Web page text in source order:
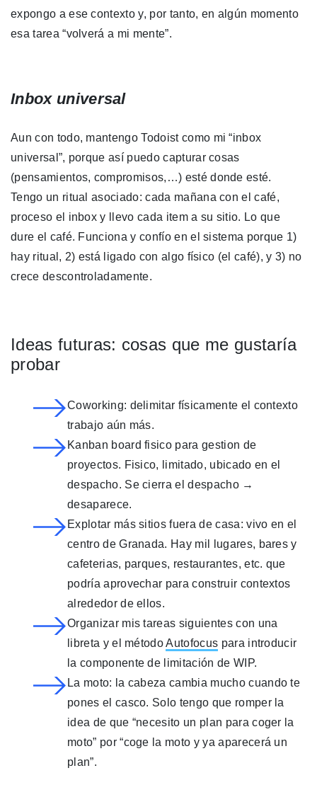
expongo a ese contexto y, por tanto, en algún momento
esa tarea “volverá a mi mente”.
Inbox universal
Aun con todo, mantengo Todoist como mi “inbox
universal”, porque así puedo capturar cosas
(pensamientos, compromisos,…) esté donde esté.
Tengo un ritual asociado: cada mañana con el café,
proceso el inbox y llevo cada item a su sitio. Lo que
dure el café. Funciona y confío en el sistema porque 1)
hay ritual, 2) está ligado con algo físico (el café), y 3) no
crece descontroladamente.
Ideas futuras: cosas que me gustaría
probar
Coworking: delimitar físicamente el contexto
trabajo aún más.
Kanban board fisico para gestion de
proyectos. Fisico, limitado, ubicado en el
despacho. Se cierra el despacho →
desaparece.
Explotar más sitios fuera de casa: vivo en el
centro de Granada. Hay mil lugares, bares y
cafeterias, parques, restaurantes, etc. que
podría aprovechar para construir contextos
alrededor de ellos.
Organizar mis tareas siguientes con una
libreta y el métodoAutofocus para introducir
la componente de limitación de WIP.
La moto: la cabeza cambia mucho cuando te
pones el casco. Solo tengo que romper la
idea de que “necesito un plan para coger la
moto” por “coge la moto y ya aparecerá un
plan”.